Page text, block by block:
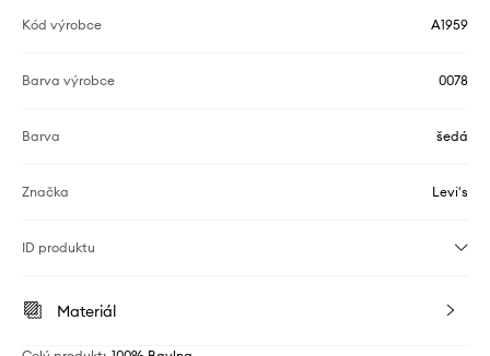
Kód výrobce A1959
Barva výrobce 0078
Barva šedá
Značka Levi's
ID produktu
Materiál